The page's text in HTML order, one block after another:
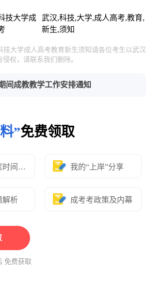
技大学成
武汉,科技,大学,成人高考,教育,
新生,须知
大学成人高考教育新生须知请各位考生以武汉
权，请联系我们删除。
间成教教学工作安排通知
”免费领取
10天备考《时间表》 我的“上岸”分享
解析 成考考政策及内幕
免费获取